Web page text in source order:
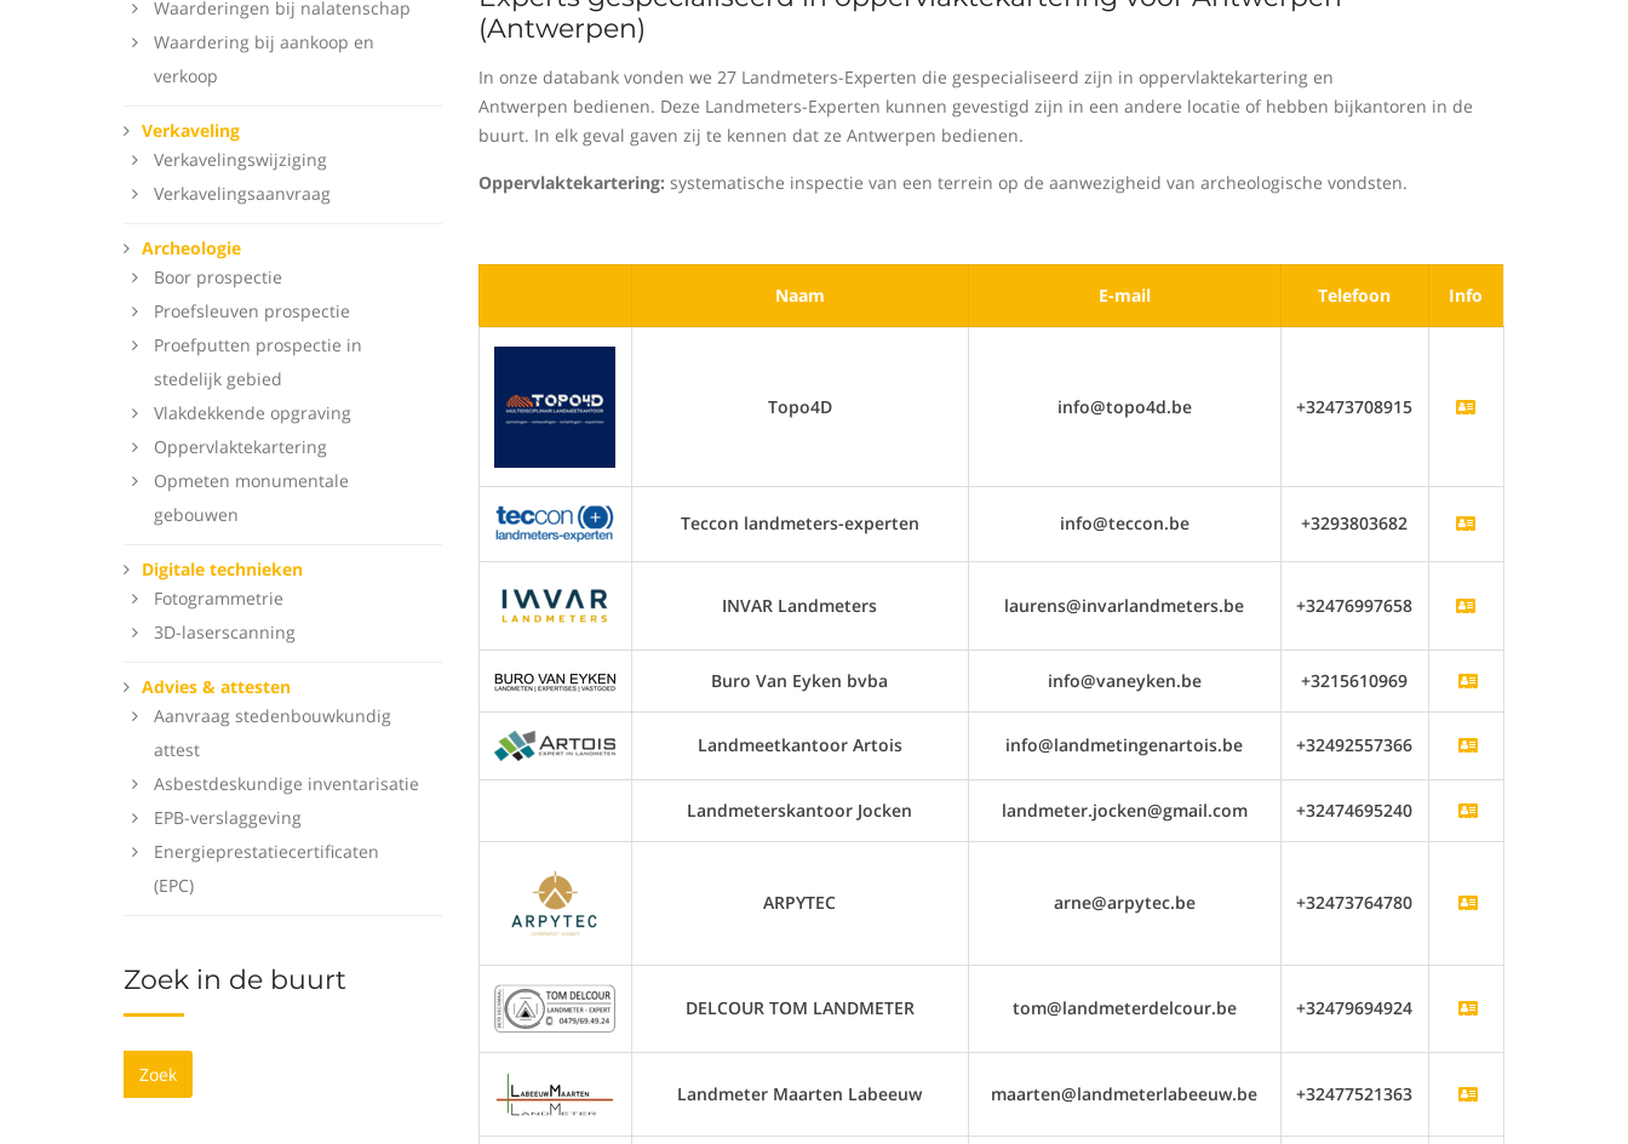
Waarderingen bij nalatenschap
Waardering bij aankoop en
verkoop
Verkaveling
Verkavelingswijziging
Verkavelingsaanvraag
Archeologie
Boor prospectie
Proefsleuven prospectie
Proefputten prospectie in
stedelijk gebied
Vlakdekkende opgraving
Oppervlaktekartering
Opmeten monumentale
gebouwen
Digitale technieken
Fotogrammetrie
3D-laserscanning
Advies & attesten
Aanvraag stedenbouwkundig
attest
Asbestdeskundige inventarisatie
EPB-verslaggeving
Energieprestatiecertificaten
(EPC)
Zoek in de buurt
Zoek
(Antwerpen)
In onze databank vonden we 27 Landmeters-Experten die gespecialiseerd zijn in oppervlaktekartering en
Antwerpen bedienen. Deze Landmeters-Experten kunnen gevestigd zijn in een andere locatie of hebben bijkantoren in de
buurt. In elk geval gaven zij te kennen dat ze Antwerpen bedienen.
Oppervlaktekartering: systematische inspectie van een terrein op de aanwezigheid van archeologische vondsten.
Naam E-mail Telefoon Info
Topo4D info@topo4d.be +32473708915
Teccon landmeters-experten info@teccon.be +3293803682
INVAR Landmeters laurens@invarlandmeters.be +32476997658
Buro Van Eyken bvba info@vaneyken.be +3215610969
Landmeetkantoor Artois info@landmetingenartois.be +32492557366
Landmeterskantoor Jocken landmeter.jocken@gmail.com +32474695240
ARPYTEC arne@arpytec.be +32473764780
DELCOUR TOM LANDMETER tom@landmeterdelcour.be +32479694924
Landmeter Maarten Labeeuw maarten@landmeterlabeeuw.be +32477521363